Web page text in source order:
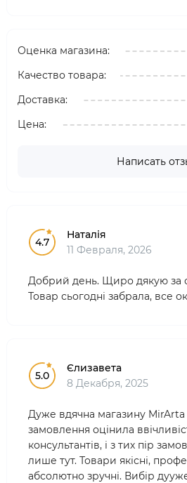
Оценка магазина:
Качество товара:
Доставка:
Цена:
Написать
4.7
Наталія
11 Февраля, 2026
Добрий день. Щиро дякую за
Товар сьогодні забрала, все
5.0
Єлизавета
8 Декабря, 2025
Дуже вдячна магазину
замовлення оцінила
консультантів, і з тих пір
лише тут. Товари якісні,
абсолютно зручні. Вибір